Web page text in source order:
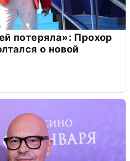
потеряла»: Прохор
о новой